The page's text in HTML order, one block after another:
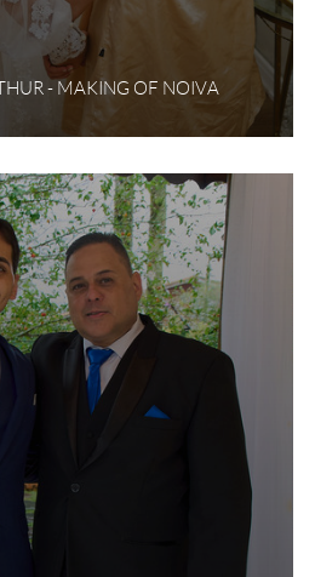
- MAKING OF NOIVA